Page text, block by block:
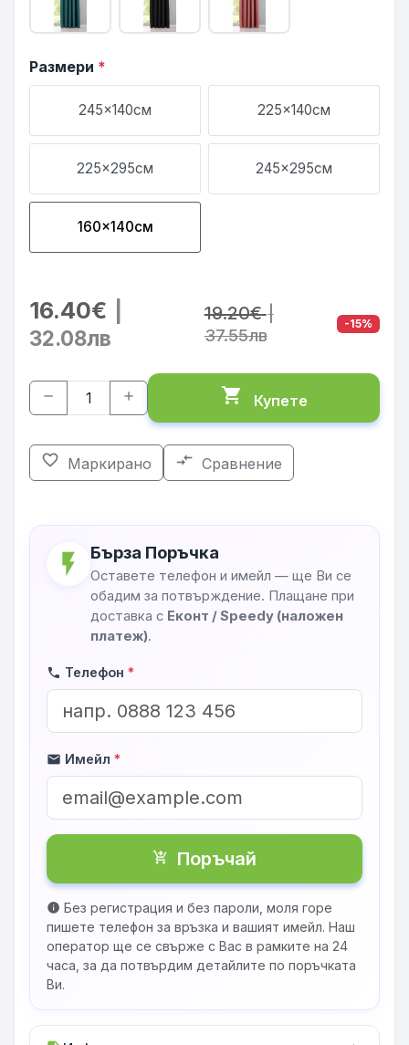
Размери *
245x140см 225x140см
225x295см 245x295см
160x140см
16.40€
32.08лв
19.20€ |
37.55лв
-15%
remove add shopping_cart Купете
favorite_border Маркирано compare_arrows Сравнение
flash_on Бърза Поръчка
Оставете телефон и имейл — ще Ви се
обадим за потвърждение. Плащане при
доставка с Еконт / Speedy (наложен
платеж).
phone Телефон *
mail Имейл *
shopping_cart_checkout Поръчай
info Без регистрация и без пароли, моля горе
пишете телефон за връзка и вашият имейл. Наш
оператор ще се свърже с Вас в рамките на 24
часа, за да потвърдим детайлите по поръчката
Ви.